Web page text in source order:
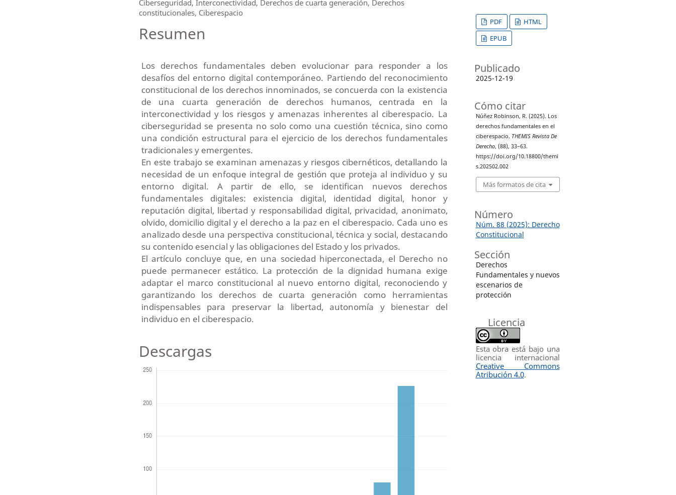
Ciberseguridad, Interconectividad, Derechos de cuarta generación, Derechos
constitucionales, Ciberespacio
Resumen
Los derechos fundamentales deben evolucionar para responder a los
desafíos del entorno digital contemporáneo. Partiendo del reconocimiento
constitucional de los derechos innominados, se concuerda con la existencia
de una cuarta generación de derechos humanos, centrada en la
interconectividad y los riesgos y amenazas inherentes al ciberespacio. La
ciberseguridad se presenta no solo como una cuestión técnica, sino como
una condición estructural para el ejercicio de los derechos fundamentales
tradicionales y emergentes.
En este trabajo se examinan amenazas y riesgos cibernéticos, detallando la
necesidad de un enfoque integral de gestión que proteja al individuo y su
entorno digital. A partir de ello, se identifican nuevos derechos
fundamentales digitales: existencia digital, identidad digital, honor y
reputación digital, libertad y responsabilidad digital, privacidad, anonimato,
olvido, domicilio digital y el derecho a la paz en el ciberespacio. Cada uno es
analizado desde una perspectiva constitucional, técnica y social, destacando
su contenido esencial y las obligaciones del Estado y los privados.
El artículo concluye que, en una sociedad hiperconectada, el Derecho no
puede permanecer estático. La protección de la dignidad humana exige
adaptar el marco constitucional al nuevo entorno digital, reconociendo y
garantizando los derechos de cuarta generación como herramientas
indispensables para preservar la libertad, autonomía y bienestar del
individuo en el ciberespacio.
Descargas
PDF
HTML
EPUB
Publicado
2025-12-19
Cómo citar
Núñez Robinson, R. (2025). Los
derechos fundamentales en el
ciberespacio. THEMIS Revista De
Derecho, (88), 33–63.
https://doi.org/10.18800/themi
s.202502.002
Más formatos de cita
Número
Núm. 88 (2025): Derecho
Constitucional
Sección
Derechos
Fundamentales y nuevos
escenarios de
protección
Licencia
Esta obra está bajo una
licencia internacional
Creative Commons
Atribución 4.0.